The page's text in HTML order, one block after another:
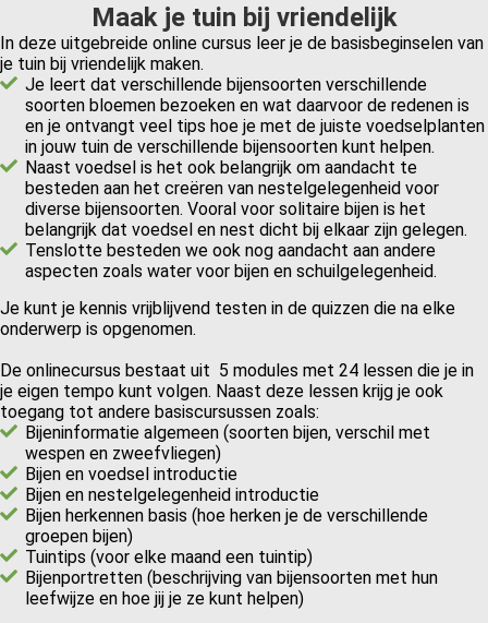
Maak je tuin bij vriendelijk
In deze uitgebreide online cursus leer je de basisbeginselen van
je tuin bij vriendelijk maken.
Je leert dat verschillende bijensoorten verschillende
soorten bloemen bezoeken en wat daarvoor de redenen is
en je ontvangt veel tips hoe je met de juiste voedselplanten
in jouw tuin de verschillende bijensoorten kunt helpen.
Naast voedsel is het ook belangrijk om aandacht te
besteden aan het creëren van nestelgelegenheid voor
diverse bijensoorten. Vooral voor solitaire bijen is het
belangrijk dat voedsel en nest dicht bij elkaar zijn gelegen.
Tenslotte besteden we ook nog aandacht aan andere
aspecten zoals water voor bijen en schuilgelegenheid.
Je kunt je kennis vrijblijvend testen in de quizzen die na elke
onderwerp is opgenomen.
De onlinecursus bestaat uit 5 modules met 24 lessen die je in
je eigen tempo kunt volgen. Naast deze lessen krijg je ook
toegang tot andere basiscursussen zoals:
Bijeninformatie algemeen (soorten bijen, verschil met
wespen en zweefvliegen)
Bijen en voedsel introductie
Bijen en nestelgelegenheid introductie
Bijen herkennen basis (hoe herken je de verschillende
groepen bijen)
Tuintips (voor elke maand een tuintip)
Bijenportretten (beschrijving van bijensoorten met hun
leefwijze en hoe jij je ze kunt helpen)